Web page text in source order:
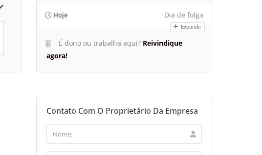
Hoje Dia de folga
Expandir
É dono ou trabalha aqui? Reivindique
agora!
Contato Com O Proprietário Da Empresa